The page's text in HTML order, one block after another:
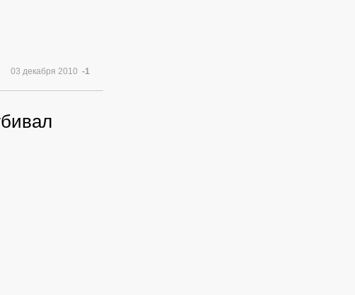
03 декабря 2010 -1